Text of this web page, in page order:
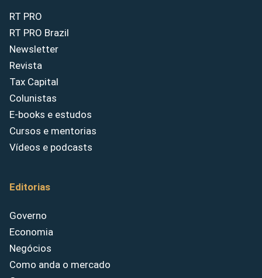
RT PRO
RT PRO Brazil
Newsletter
Revista
Tax Capital
Colunistas
E-books e estudos
Cursos e mentorias
Vídeos e podcasts
Editorias
Governo
Economia
Negócios
Como anda o mercado